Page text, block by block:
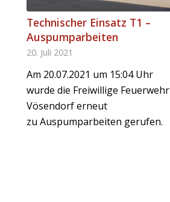
Technischer Einsatz T1 –
Auspumparbeiten
20. Juli 2021
Am 20.07.2021 um 15:04 Uhr
wurde die Freiwillige Feuerwehr
Vösendorf erneut
zu Auspumparbeiten gerufen.